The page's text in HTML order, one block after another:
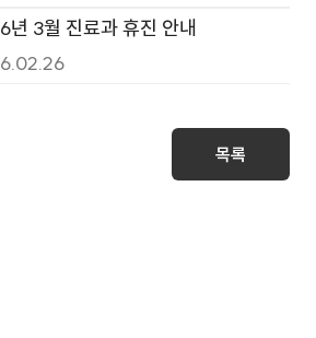
년 3월 진료과 휴진 안내
목록